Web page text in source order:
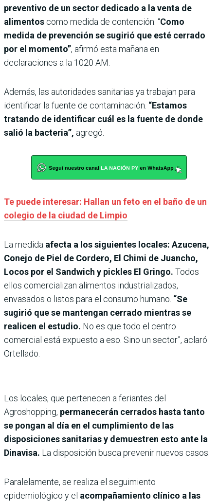
preventivo de un sector dedicado a la venta de
alimentos como medida de contención. “Como
medida de prevención se sugirió que esté cerrado
por el momento”, afirmó esta mañana en
declaraciones a la 1020 AM.
Además, las autoridades sanitarias ya trabajan para
identificar la fuente de contaminación. “Estamos
tratando de identificar cuál es la fuente de donde
salió la bacteria”, agregó.
Te puede interesar: Hallan un feto en el baño de un
colegio de la ciudad de Limpio
La medida afecta a los siguientes locales: Azucena,
Conejo de Piel de Cordero, El Chimi de Juancho,
Locos por el Sandwich y pickles El Gringo. Todos
ellos comercializan alimentos industrializados,
envasados o listos para el consumo humano. “Se
sugirió que se mantengan cerrado mientras se
realicen el estudio. No es que todo el centro
comercial está expuesto a eso. Sino un sector”, aclaró
Ortellado.
Los locales, que pertenecen a feriantes del
Agroshopping, permanecerán cerrados hasta tanto
se pongan al día en el cumplimiento de las
disposiciones sanitarias y demuestren esto ante la
Dinavisa. La disposición busca prevenir nuevos casos.
Paralelamente, se realiza el seguimiento
epidemiológico y el acompañamiento clínico a las